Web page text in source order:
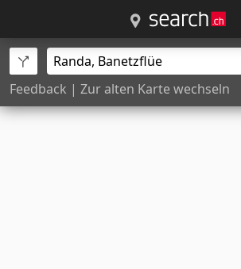
Feedback | Zur alten Karte wechseln